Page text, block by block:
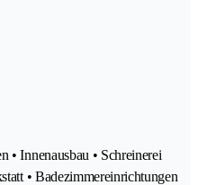
• Innenausbau • Schreinerei
• Badezimmereinrichtungen